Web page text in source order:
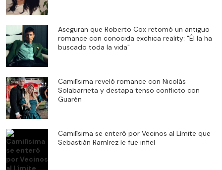
Aseguran que Roberto Cox retomó un antiguo
romance con conocida exchica reality: "Él la ha
buscado toda la vida"
Camilísima reveló romance con Nicolás
Solabarrieta y destapa tenso conflicto con
Guarén
Camilísima se enteró por Vecinos al Límite que
Sebastián Ramírez le fue infiel